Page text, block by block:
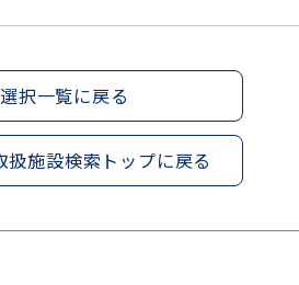
択一覧に戻る
扱施設検索トップに戻る